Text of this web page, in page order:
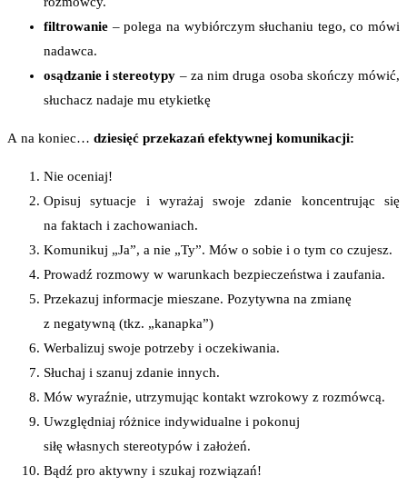
filtrowanie – polega na wybiórczym słuchaniu tego, co mówi
nadawca.
osądzanie i stereotypy – za nim druga osoba skończy mówić,
słuchacz nadaje mu etykietkę
A na koniec… dziesięć przekazań efektywnej komunikacji:
Nie oceniaj!
Opisuj sytuacje i wyrażaj swoje zdanie koncentrując się
na faktach i zachowaniach.
Komunikuj „Ja”, a nie „Ty”. Mów o sobie i o tym co czujesz.
Prowadź rozmowy w warunkach bezpieczeństwa i zaufania.
Przekazuj informacje mieszane. Pozytywna na zmianę
z negatywną (tkz. „kanapka”)
Werbalizuj swoje potrzeby i oczekiwania.
Słuchaj i szanuj zdanie innych.
Mów wyraźnie, utrzymując kontakt wzrokowy z rozmówcą.
Uwzględniaj różnice indywidualne i pokonuj
siłę własnych stereotypów i założeń.
Bądź pro aktywny i szukaj rozwiązań!